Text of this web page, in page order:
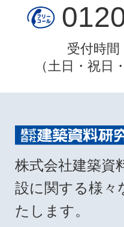
受付時間
（土日・祝日
株式会社建築資
設に関する様々
たします。